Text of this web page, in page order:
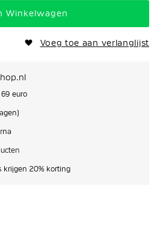
Winkelwagen
Voeg toe aan verlanglijst
euro
krijgen 20% korting